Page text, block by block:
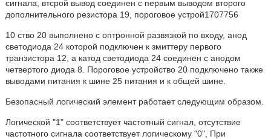
сигнала, втсрой вывод соединен с первым выводом второго
дополнительного резистора 19, пороговое устрой1707756
10 ство 20 выполнено с оптронной развязкой по входу, анод
светодиода 24 которой подключен к змиттеру первого
транзистора 12, а катод светодиода 24 соединен с анодом
четвертого диода 8. Пороговое устройство 20 подключено также
выводами питания к шине 25 питания и к общей шине.
Безопасный логический элемент работает следующим образом.
Логической "1" соответствует частотный сигнал, отсутствие
частотного сигнала соответствует логическому "0", При